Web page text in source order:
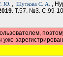
Ю. , Шуткова С. А. ,
. Т.57. №3. С.99-
уже